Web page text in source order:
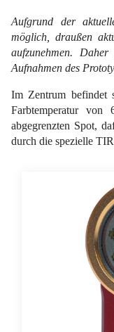
Aufgrund der
möglich, draußen
aufzunehmen.
Aufnahmen des
Im Zentrum befindet
Farbtemperatur
abgegrenzten Spot,
durch die spezielle